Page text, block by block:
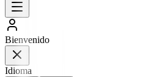
Bienvenido
Idioma